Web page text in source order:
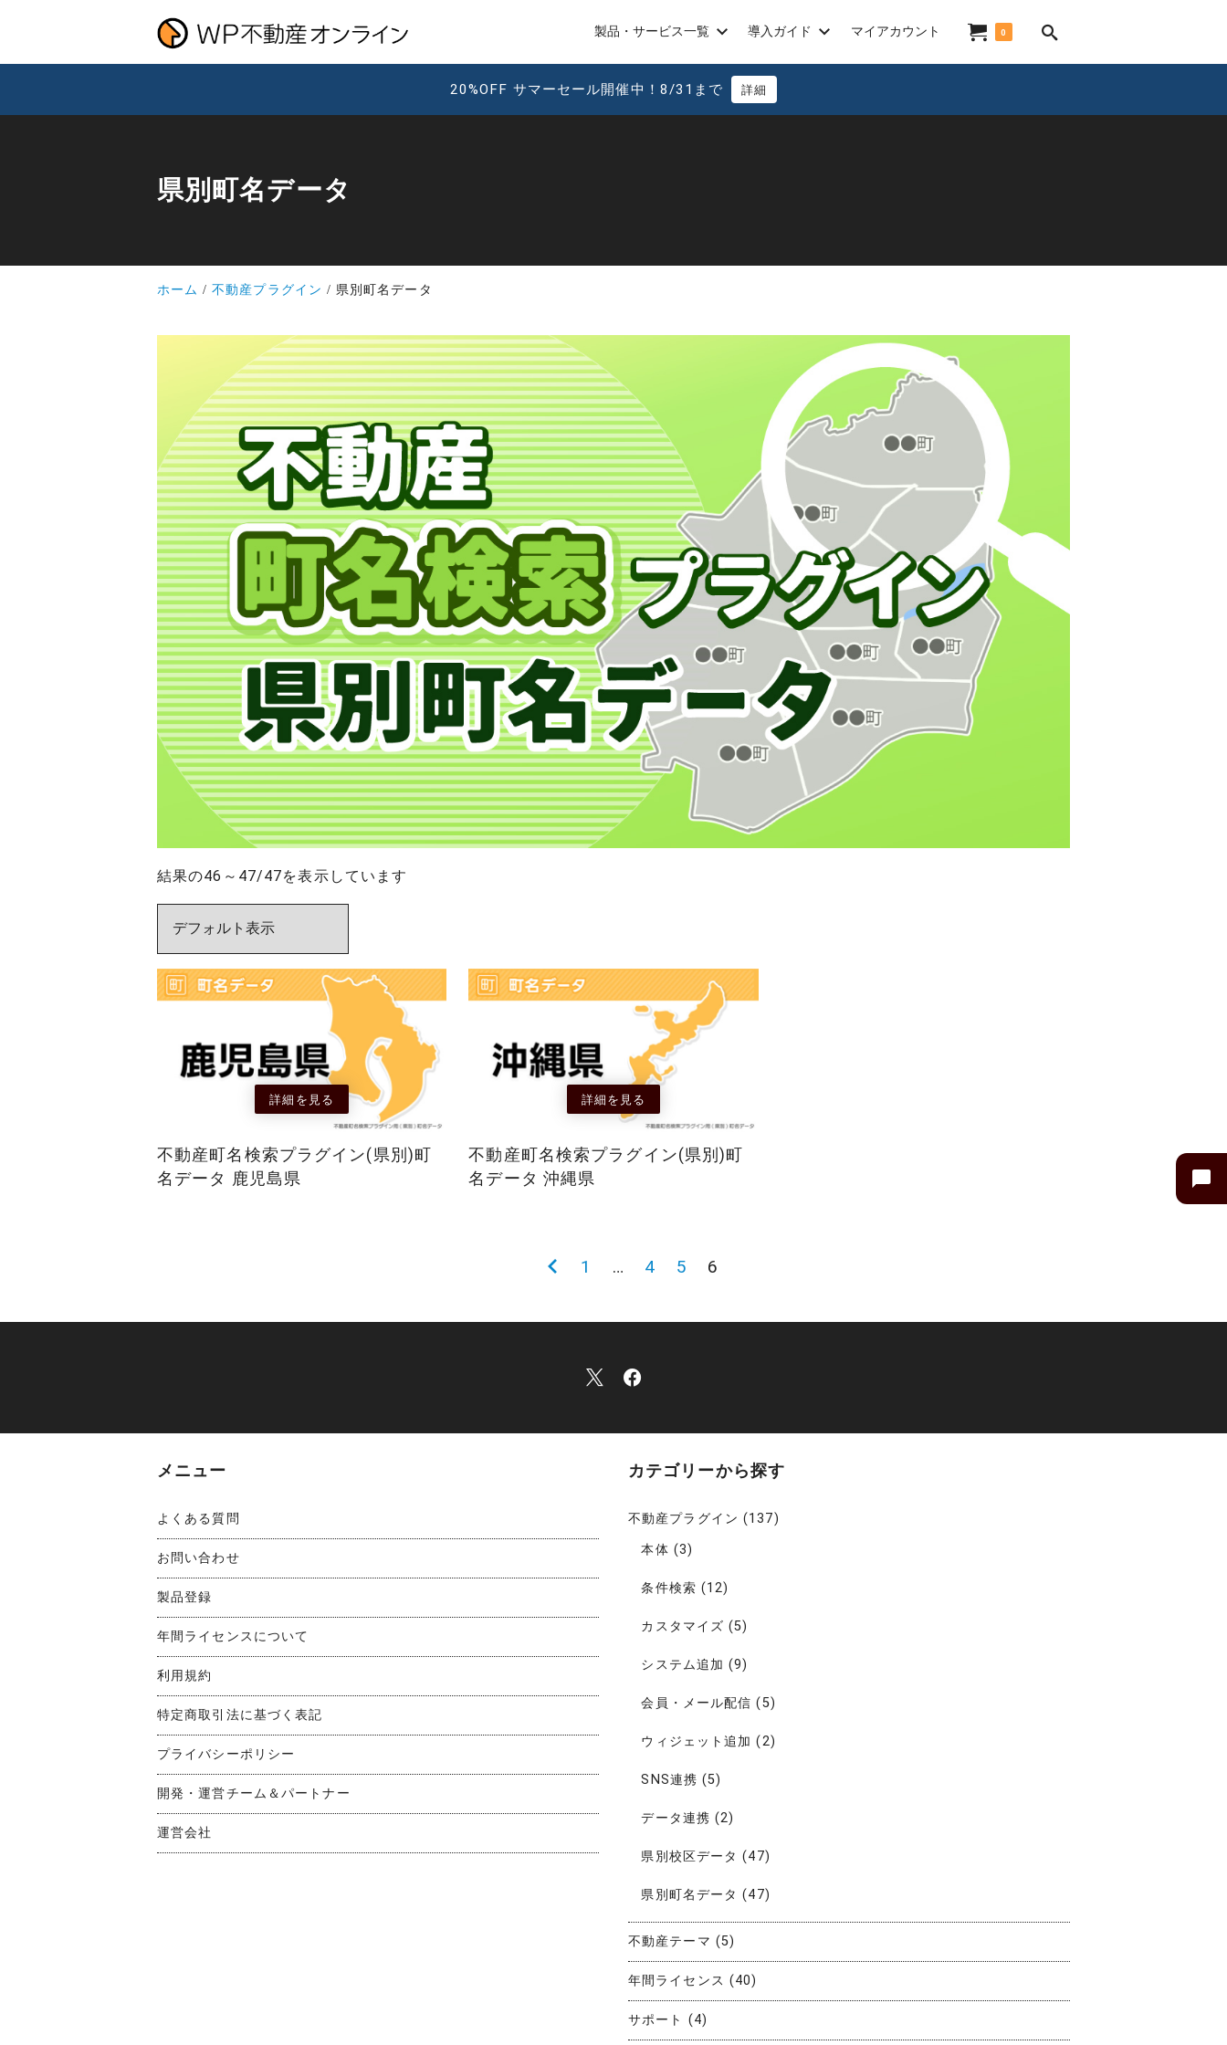
製品・サービス一覧 導入ガイド マイアカウント 0
20%OFF サマーセール開催中！8/31まで 詳細
県別町名データ
ホーム 不動産プラグイン 県別町名データ
結果の46～47/47を表示しています
詳細を見る
不動産町名検索プラグイン(県別)町
名データ 鹿児島県
詳細を見る
不動産町名検索プラグイン(県別)町
名データ 沖縄県
1 … 4 5 6
メニュー
よくある質問
お問い合わせ
製品登録
年間ライセンスについて
利用規約
特定商取引法に基づく表記
プライバシーポリシー
開発・運営チーム＆パートナー
運営会社
カテゴリーから探す
不動産プラグイン (137)
本体 (3)
条件検索 (12)
カスタマイズ (5)
システム追加 (9)
会員・メール配信 (5)
ウィジェット追加 (2)
SNS連携 (5)
データ連携 (2)
県別校区データ (47)
県別町名データ (47)
不動産テーマ (5)
年間ライセンス (40)
サポート (4)